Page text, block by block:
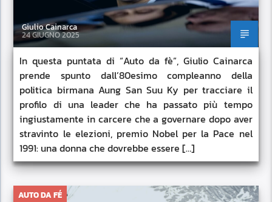
Giulio Cainarca
24 GIUGNO 2025
In questa puntata di “Auto da fè”, Giulio Cainarca
prende spunto dall’80esimo compleanno della
politica birmana Aung San Suu Ky per tracciare il
profilo di una leader che ha passato più tempo
ingiustamente in carcere che a governare dopo aver
stravinto le elezioni, premio Nobel per la Pace nel
1991: una donna che dovrebbe essere […]
AUTO DA FÉ